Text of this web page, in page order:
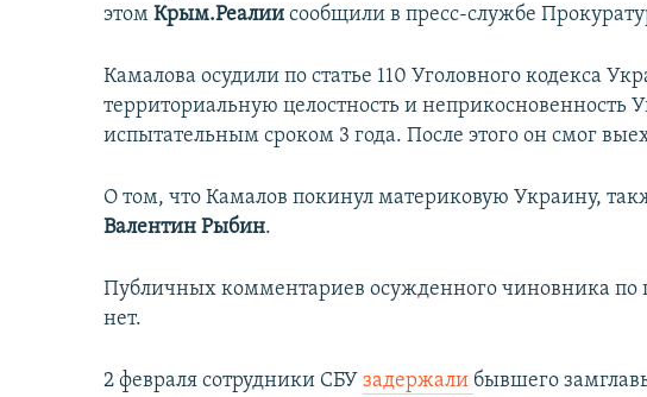
этомКрым.Реалии сообщили в пресс-службе
Камалова осудили по статье 110 Уголовного кодекса
территориальную целостность и неприкосновенность
испытательным сроком 3 года. После этого он смог
О том, что Камалов покинул материковую Украину,
Валентин Рыбин.
Публичных комментариев осужденного чиновника по
нет.
2 февраля сотрудники СБУзадержали бывшего